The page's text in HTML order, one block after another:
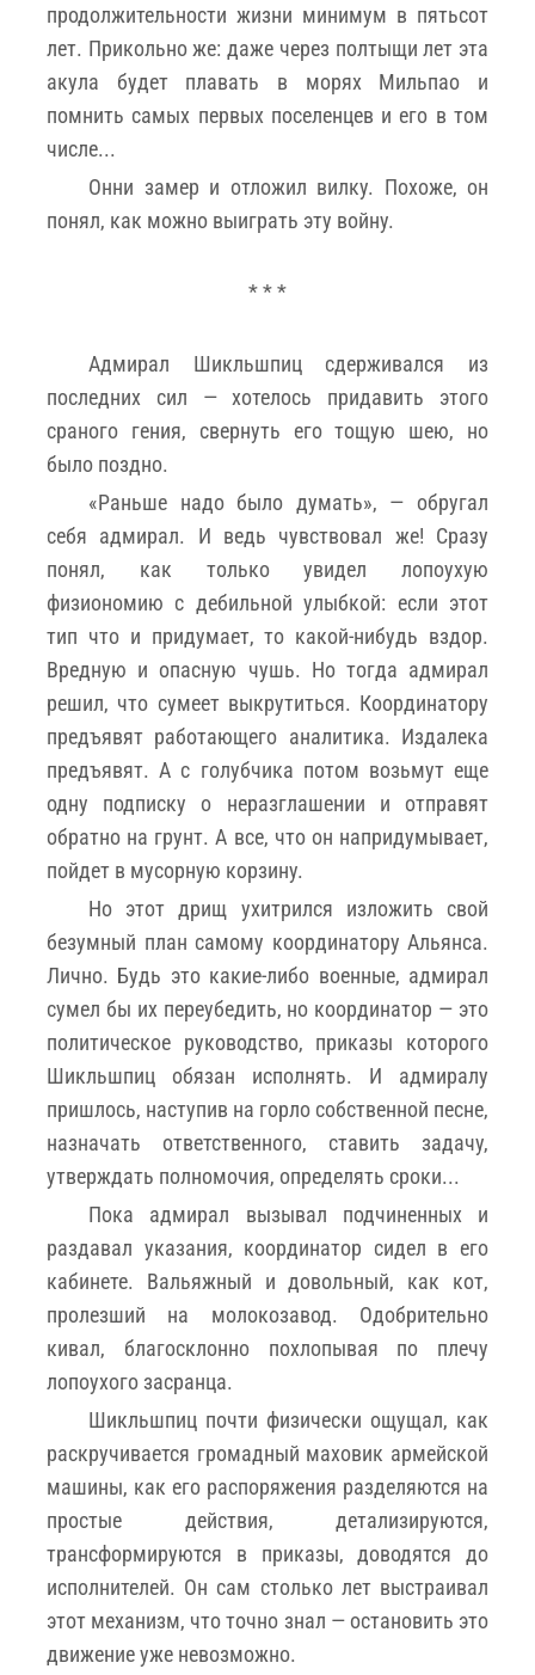
продолжительности жизни минимум в пятьсот
лет. Прикольно же: даже через полтыщи лет эта
акула будет плавать в морях Мильпао и
помнить самых первых поселенцев и его в том
числе...
Онни замер и отложил вилку. Похоже, он
понял, как можно выиграть эту войну.
* * *
Адмирал Шикльшпиц сдерживался из
последних сил — хотелось придавить этого
сраного гения, свернуть его тощую шею, но
было поздно.
«Раньше надо было думать», — обругал
себя адмирал. И ведь чувствовал же! Сразу
понял, как только увидел лопоухую
физиономию с дебильной улыбкой: если этот
тип что и придумает, то какой-нибудь вздор.
Вредную и опасную чушь. Но тогда адмирал
решил, что сумеет выкрутиться. Координатору
предъявят работающего аналитика. Издалека
предъявят. А с голубчика потом возьмут еще
одну подписку о неразглашении и отправят
обратно на грунт. А все, что он напридумывает,
пойдет в мусорную корзину.
Но этот дрищ ухитрился изложить свой
безумный план самому координатору Альянса.
Лично. Будь это какие-либо военные, адмирал
сумел бы их переубедить, но координатор — это
политическое руководство, приказы которого
Шикльшпиц обязан исполнять. И адмиралу
пришлось, наступив на горло собственной песне,
назначать ответственного, ставить задачу,
утверждать полномочия, определять сроки...
Пока адмирал вызывал подчиненных и
раздавал указания, координатор сидел в его
кабинете. Вальяжный и довольный, как кот,
пролезший на молокозавод. Одобрительно
кивал, благосклонно похлопывая по плечу
лопоухого засранца.
Шикльшпиц почти физически ощущал, как
раскручивается громадный маховик армейской
машины, как его распоряжения разделяются на
простые действия, детализируются,
трансформируются в приказы, доводятся до
исполнителей. Он сам столько лет выстраивал
этот механизм, что точно знал — остановить это
движение уже невозможно.